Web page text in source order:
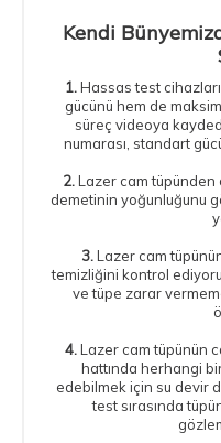
Kendi
1.Hassas test
gücünü hem de
süreç videoya
numarası, standart
2.Lazer cam tüpünden
demetinin yoğunluğunu
3.Lazer cam
temizliğini kontrol
ve tüpe zarar
4.Lazer cam tüpünün
hattında herhangi
edebilmek için su devir
test sırasında